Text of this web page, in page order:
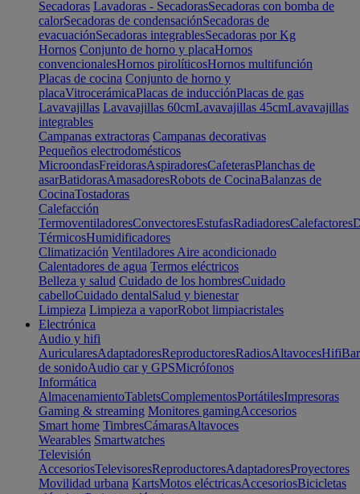
Secadoras Lavadoras - SecadorasSecadoras con bomba de
calorSecadoras de condensaciónSecadoras de
evacuaciónSecadoras integrablesSecadoras por Kg
Hornos Conjunto de horno y placaHornos
convencionalesHornos pirolíticosHornos multifunción
Placas de cocina Conjunto de horno y
placaVitrocerámicaPlacas de inducciónPlacas de gas
Lavavajillas Lavavajillas 60cmLavavajillas 45cmLavavajillas
integrables
Campanas extractoras Campanas decorativas
Pequeños electrodomésticos
MicroondasFreidorasAspiradoresCafeterasPlanchas de
asarBatidorasAmasadoresRobots de CocinaBalanzas de
CocinaTostadoras
Calefacción
TermoventiladoresConvectoresEstufasRadiadoresCalefactores
TérmicosHumidificadores
Climatización Ventiladores Aire acondicionado
Calentadores de agua Termos eléctricos
Belleza y salud Cuidado de los hombresCuidado
cabelloCuidado dentalSalud y bienestar
Limpieza Limpieza a vaporRobot limpiacristales
Electrónica
Audio y hifi
AuricularesAdaptadoresReproductoresRadiosAltavocesHifi
de sonidoAudio car y GPSMicrófonos
Informática
AlmacenamientoTabletsComplementosPortátilesImpresoras
Gaming & streaming Monitores gamingAccesorios
Smart home TimbresCámarasAltavoces
Wearables Smartwatches
Televisión
AccesoriosTelevisoresReproductoresAdaptadoresProyectores
Movilidad urbana KartsMotos eléctricasAccesoriosBicicletas